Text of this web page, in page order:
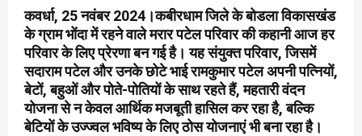
कवर्धा, 25 नवंबर 2024।कबीरधाम जिले के बोडला विकासखंड
के ग्राम भोंदा में रहने वाले मरार पटेल परिवार की कहानी आज हर
परिवार के लिए प्रेरणा बन गई है। यह संयुक्त परिवार, जिसमें
सदाराम पटेल और उनके छोटे भाई रामकुमार पटेल अपनी पत्नियों,
बेटों, बहुओं और पोते-पोतियों के साथ रहते हैं, महतारी वंदन
योजना से न केवल आर्थिक मजबूती हासिल कर रहा है, बल्कि
बेटियों के उज्ज्वल भविष्य के लिए ठोस योजनाएं भी बना रहा है।